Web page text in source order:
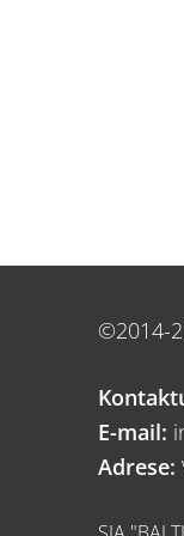
©2014-
E-mail:
Adrese: